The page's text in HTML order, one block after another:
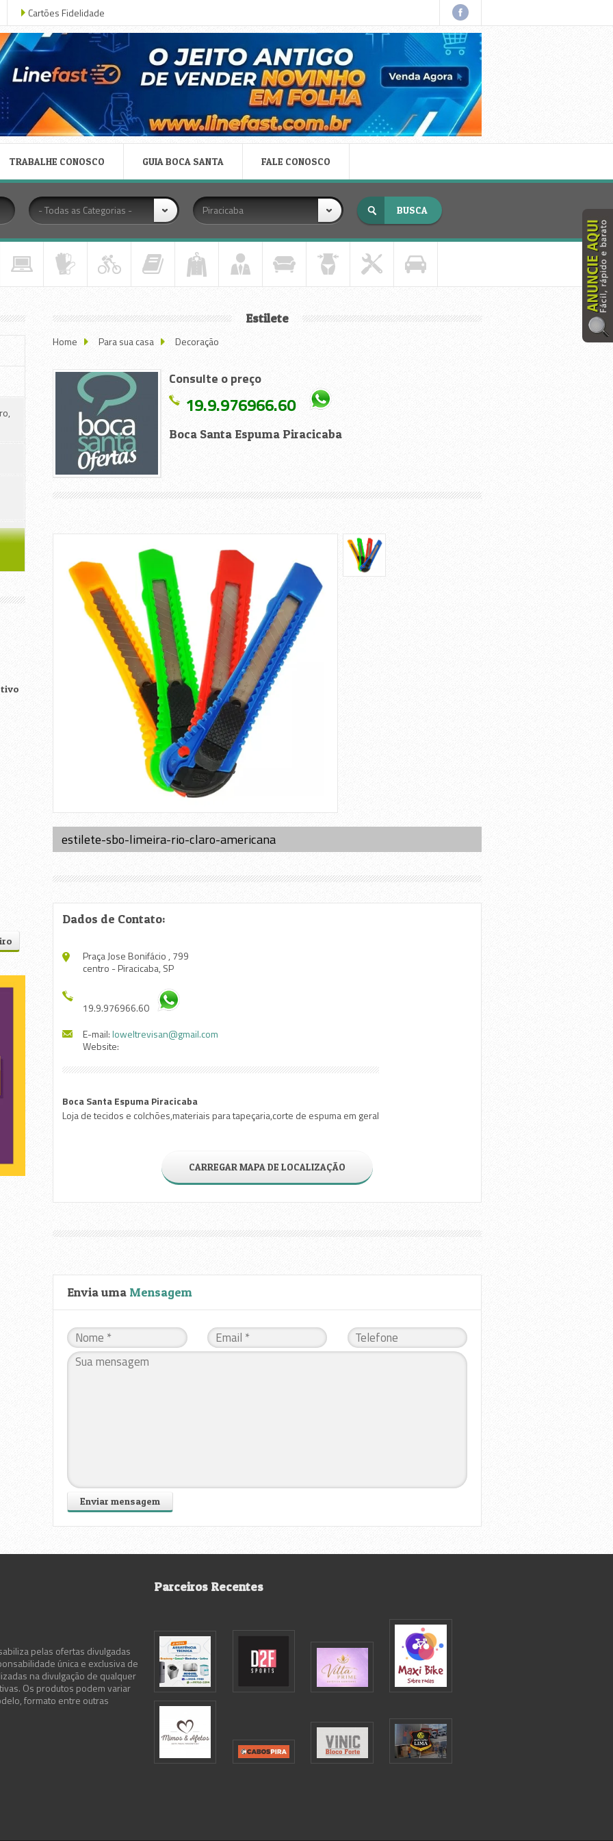
Cartões Fidelidade
TRABALHE CONOSCO GUIA BOCA SANTA FALE CONOSCO
- Todas as Categorias - Piracicaba
Estilete
Home
Para sua casa Decoração
Consulte o preço
19.9.976966.60
Boca Santa Espuma Piracicaba
estilete-sbo-limeira-rio-claro-americana
Dados de Contato:
Praça Jose Bonifácio , 799
centro - Piracicaba, SP
19.9.976966.60
E-mail:loweltrevisan@gmail.com
Website:
Boca Santa Espuma Piracicaba
Loja de tecidos e colchões,materiais para tapeçaria,corte de espuma em geral
CARREGAR MAPA DE LOCALIZAÇÃO
Envia uma Mensagem
pelas ofertas divulgadas
única e exclusiva de
na divulgação de qualquer
Os produtos podem variar
formato entre outras
Parceiros Recentes